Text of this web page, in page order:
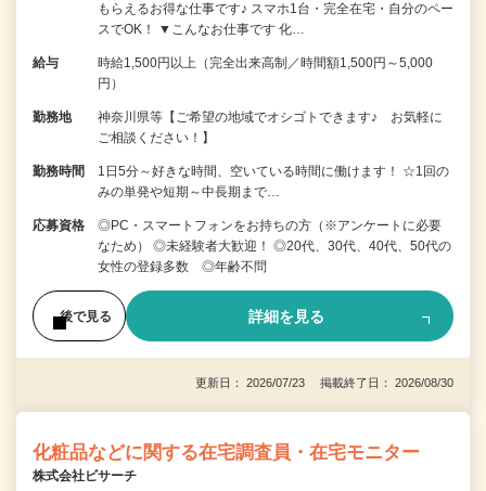
もらえるお得な仕事です♪ スマホ1台・完全在宅・自分のペー
スでOK！ ▼こんなお仕事です 化…
給与
時給1,500円以上（完全出来高制／時間額1,500円～5,000
円）
勤務地
神奈川県等【ご希望の地域でオシゴトできます♪ お気軽に
ご相談ください！】
勤務時間
1日5分～好きな時間、空いている時間に働けます！ ☆1回の
みの単発や短期～中長期まで…
応募資格
◎PC・スマートフォンをお持ちの方（※アンケートに必要
なため） ◎未経験者大歓迎！ ◎20代、30代、40代、50代の
女性の登録多数 ◎年齢不問
後で見る 詳細を見る
更新日： 2026/07/23 掲載終了日： 2026/08/30
化粧品などに関する在宅調査員・在宅モニター
株式会社ビサーチ